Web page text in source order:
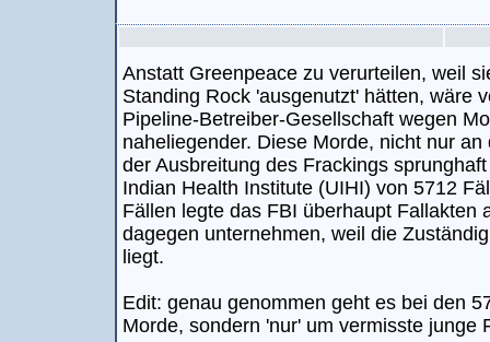
Anstatt Greenpeace zu verurteilen, weil
Standing Rock 'ausgenutzt' hätten, wäre
Pipeline-Betreiber-Gesellschaft wegen
naheliegender. Diese Morde, nicht nur
der Ausbreitung des Frackings
Indian Health Institute (UIHI) von 5712
Fällen legte das FBI überhaupt Fallakten
dagegen unternehmen, weil die
liegt.
Edit: genau genommen geht es bei den
Morde, sondern 'nur' um vermisste junge